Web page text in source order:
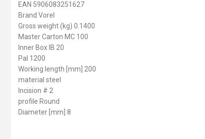
EAN 5906083251627
Brand Vorel
Gross weight (kg) 0.1400
Master Carton MC 100
Inner Box IB 20
Pal 1200
Working length [mm] 200
material steel
Incision # 2
profile Round
Diameter [mm] 8